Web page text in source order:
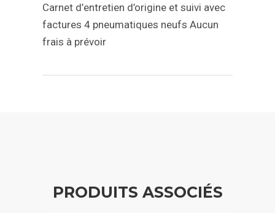
Carnet d’entretien d’origine et suivi avec
factures 4 pneumatiques neufs Aucun
frais à prévoir
PRODUITS ASSOCIÉS